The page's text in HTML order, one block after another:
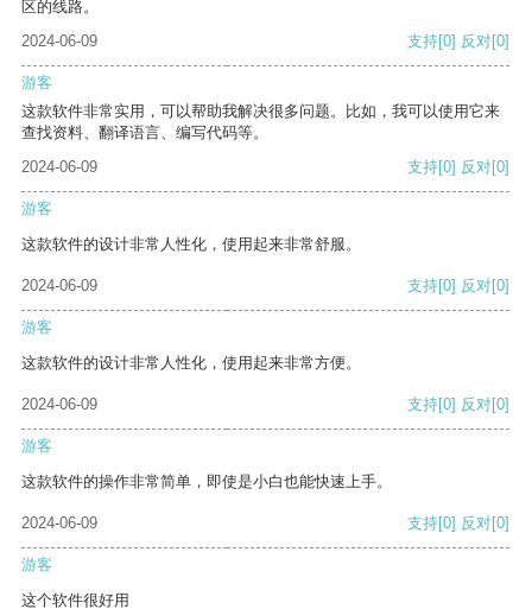
区的线路。
2024-06-09
支持[0] 反对[0]
游客
这款软件非常实用，可以帮助我解决很多问题。比如，我可以使用它来
查找资料、翻译语言、编写代码等。
2024-06-09
支持[0] 反对[0]
游客
这款软件的设计非常人性化，使用起来非常舒服。
2024-06-09 支持[0] 反对[0]
游客
这款软件的设计非常人性化，使用起来非常方便。
2024-06-09 支持[0] 反对[0]
游客
这款软件的操作非常简单，即使是小白也能快速上手。
2024-06-09 支持[0] 反对[0]
游客
这个软件很好用